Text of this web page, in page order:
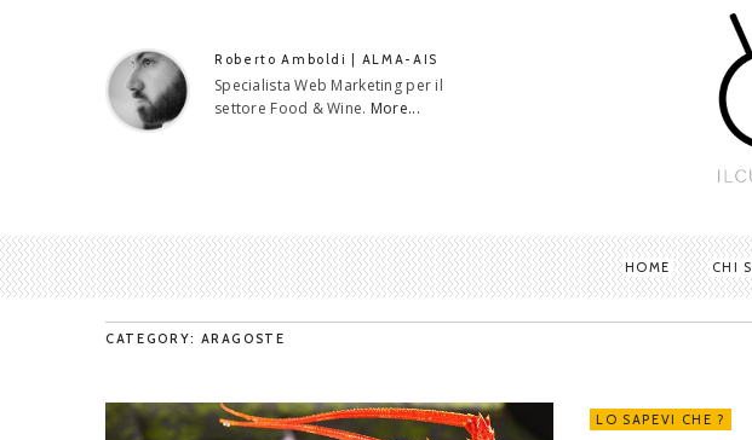
Roberto Amboldi | ALMA-AIS
Specialista Web Marketing per il
settore Food & Wine. More...
HOME CHI
CATEGORY: ARAGOSTE
LO SAPEVI CHE ?